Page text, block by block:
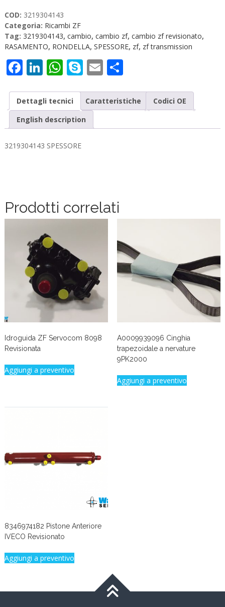
COD: 3219304143
Categoria: Ricambi ZF
Tag: 3219304143, cambio, cambio zf, cambio zf revisionato,
RASAMENTO, RONDELLA, SPESSORE, zf, zf transmission
Facebook
LinkedIn
WhatsApp
Skype
EmailCondividi
Dettagli tecnici Caratteristiche
Codici OE
English description
3219304143 SPESSORE
Prodotti correlati
Idroguida ZF Servocom 8098
Revisionata
Aggiungi a preventivo
A0009939096 Cinghia
trapezoidale a nervature
9PK2000
Aggiungi a preventivo
8346974182 Pistone Anteriore
IVECO Revisionato
Aggiungi a preventivo